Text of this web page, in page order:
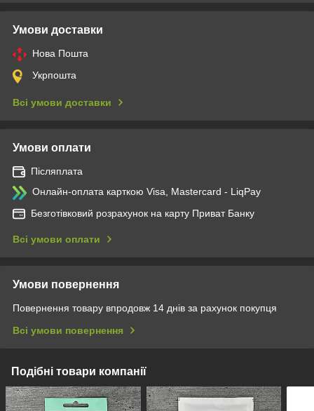
Умови доставки
Нова Пошта
Укрпошта
Всі умови доставки
Умови оплати
Післяплата
Онлайн-оплата карткою Visa, Mastercard - LiqPay
Безготівковий розрахунок на карту Приват Банку
Всі умови оплати
Умови повернення
Повернення товару впродовж 14 днів за рахунок покупця
Всі умови повернення
Подібні товари компанії